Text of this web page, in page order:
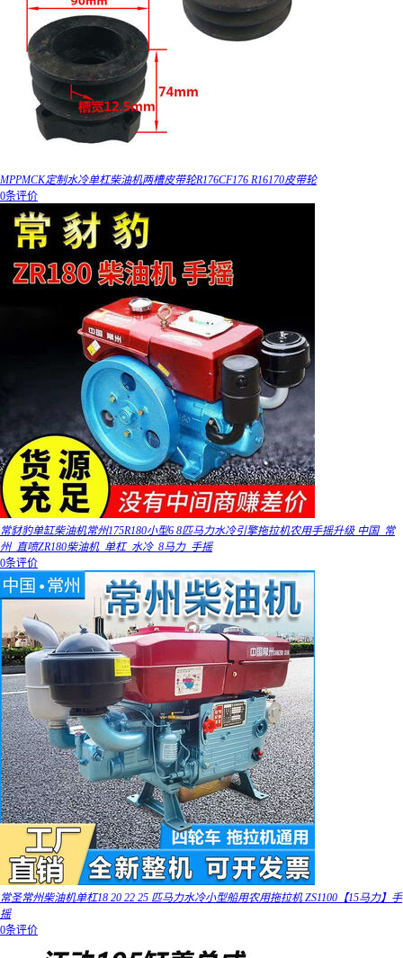
MPPMCK定制水冷单杠柴油机两槽皮带轮R176CF176 R16170皮带轮
0条评价
常豺豹单缸柴油机常州175R180小型6 8匹马力水冷引擎拖拉机农用手摇升级 中国_常
州_直喷ZR180柴油机_单杠_水冷_8马力_手摇
0条评价
常圣常州柴油机单杠18 20 22 25 匹马力水冷小型船用农用拖拉机 ZS1100【15马力】手
摇
0条评价